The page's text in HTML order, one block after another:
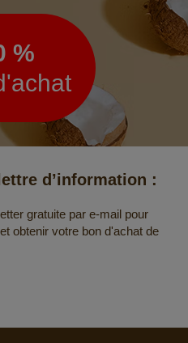
%
d’information :
gratuite par e-mail pour
obtenir votre bon d'achat de